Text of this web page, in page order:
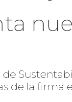
de la firma